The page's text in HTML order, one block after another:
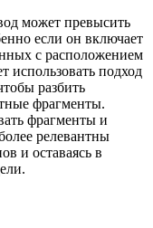
может превысить
если он включает
с расположением
использовать подход
разбить
фрагменты.
фрагменты и
релевантны
и оставаясь в